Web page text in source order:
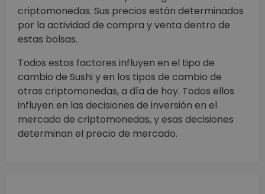
criptomonedas. Sus precios están determinados
por la actividad de compra y venta dentro de
estas bolsas.
Todos estos factores influyen en el tipo de
cambio de Sushi y en los tipos de cambio de
otras criptomonedas, a día de hoy. Todos ellos
influyen en las decisiones de inversión en el
mercado de criptomonedas, y esas decisiones
determinan el precio de mercado.